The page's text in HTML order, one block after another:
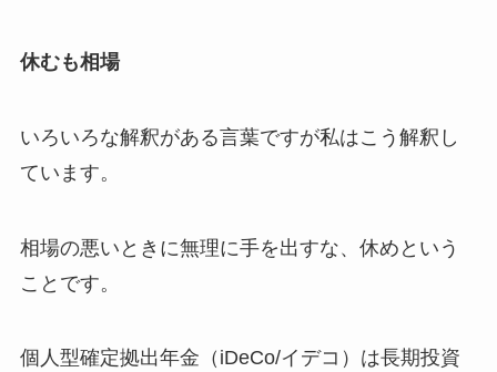
休むも相場
いろいろな解釈がある言葉ですが私はこう解釈し
ています。
相場の悪いときに無理に手を出すな、休めという
ことです。
個人型確定拠出年金（iDeCo/イデコ）は長期投資